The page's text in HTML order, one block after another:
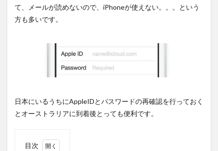
て、メールが読めないので、iPhoneが使えない。。。という
方も多いです。
日本にいるうちにAppleIDとパスワードの再確認を行っておく
とオーストラリアに到着後とっても便利です。
目次